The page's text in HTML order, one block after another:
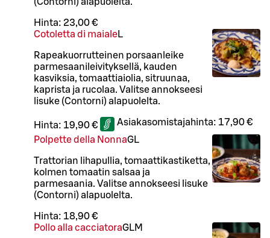
(Contorni) alapuolelta.
Hinta: 23,00 €
Cotoletta di maialeL
Rapeakuorrutteinen porsaanleike
parmesaanileivityksellä, kauden
kasviksia, tomaattiaiolia, sitruunaa,
kaprista ja rucolaa. Valitse annokseesi
lisuke (Contorni) alapuolelta.
Hinta: 19,90 € Asiakasomistajahinta: 17,90 €
Polpette della NonnaGL
Trattorian lihapullia, tomaattikastiketta,
kolmen tomaatin salsaa ja
parmesaania. Valitse annokseesi lisuke
(Contorni) alapuolelta.
Hinta: 18,90 €
Pollo alla cacciatoraGLM